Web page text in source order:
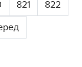
821
822